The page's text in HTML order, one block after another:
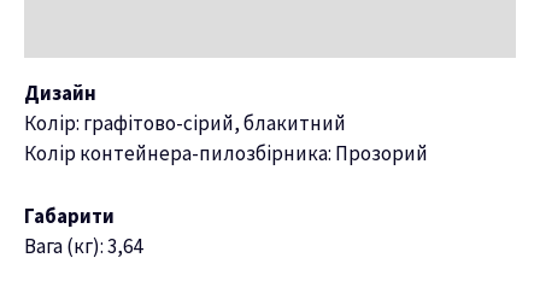
Дизайн
Колір: графітово-сірий, блакитний
Колір контейнера-пилозбірника: Прозорий
Габарити
Вага (кг): 3,64